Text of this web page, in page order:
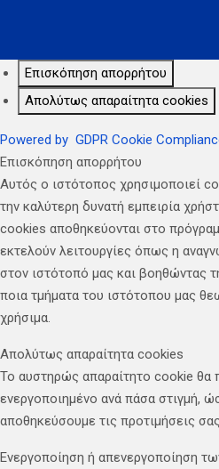
Επισκόπηση απορρήτου
Απολύτως απαραίτητα cookies
Powered by GDPR Cookie
Επισκόπηση απορρήτου
Αυτός ο ιστότοπος χρησιμοποιεί
την καλύτερη δυνατή εμπειρία
cookies αποθηκεύονται στο
εκτελούν λειτουργίες όπως η
στον ιστότοπό μας και βοηθώντας
ποια τμήματα του ιστότοπου μας
χρήσιμα.
Απολύτως απαραίτητα cookies
Το αυστηρώς απαραίτητο cookie θα
ενεργοποιημένο ανά πάσα στιγμή,
αποθηκεύσουμε τις προτιμήσεις
Ενεργοποίηση ή απενεργοποίηση